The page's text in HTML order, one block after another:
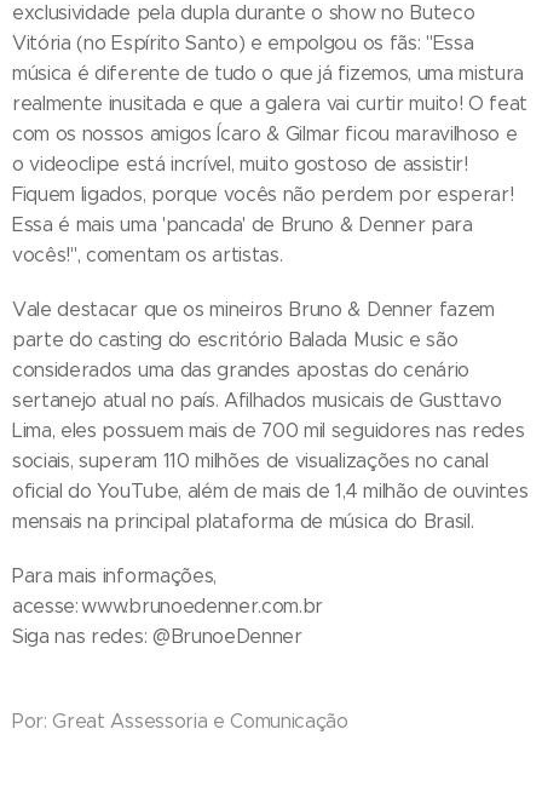
exclusividade pela dupla durante o show no Buteco
Vitória (no Espírito Santo) e empolgou os fãs: "Essa
música é diferente de tudo o que já fizemos, uma mistura
realmente inusitada e que a galera vai curtir muito! O feat
com os nossos amigos Ícaro & Gilmar ficou maravilhoso e
o videoclipe está incrível, muito gostoso de assistir!
Fiquem ligados, porque vocês não perdem por esperar!
Essa é mais uma 'pancada' de Bruno & Denner para
vocês!", comentam os artistas.
Vale destacar que os mineiros Bruno & Denner fazem
parte do casting do escritório Balada Music e são
considerados uma das grandes apostas do cenário
sertanejo atual no país. Afilhados musicais de Gusttavo
Lima, eles possuem mais de 700 mil seguidores nas redes
sociais, superam 110 milhões de visualizações no canal
oficial do YouTube, além de mais de 1,4 milhão de ouvintes
mensais na principal plataforma de música do Brasil.
Para mais informações,
acesse: www.brunoedenner.com.br
Siga nas redes: @BrunoeDenner
Por: Great Assessoria e Comunicação